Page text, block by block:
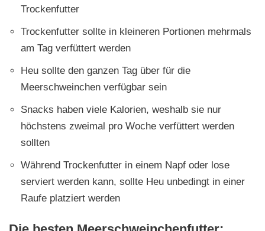
Trockenfutter
Trockenfutter sollte in kleineren Portionen mehrmals
am Tag verfüttert werden
Heu sollte den ganzen Tag über für die
Meerschweinchen verfügbar sein
Snacks haben viele Kalorien, weshalb sie nur
höchstens zweimal pro Woche verfüttert werden
sollten
Während Trockenfutter in einem Napf oder lose
serviert werden kann, sollte Heu unbedingt in einer
Raufe platziert werden